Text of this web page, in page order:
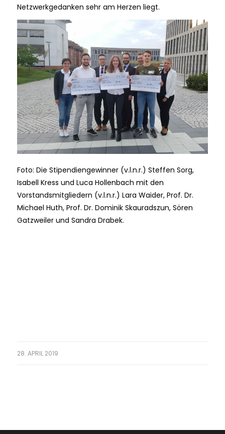
Netzwerkgedanken sehr am Herzen liegt.
Foto: Die Stipendiengewinner (v.l.n.r.) Steffen Sorg,
Isabell Kress und Luca Hollenbach mit den
Vorstandsmitgliedern (v.l.n.r.) Lara Waider, Prof. Dr.
Michael Huth, Prof. Dr. Dominik Skauradszun, Sören
Gatzweiler und Sandra Drabek.
28. APRIL 2019